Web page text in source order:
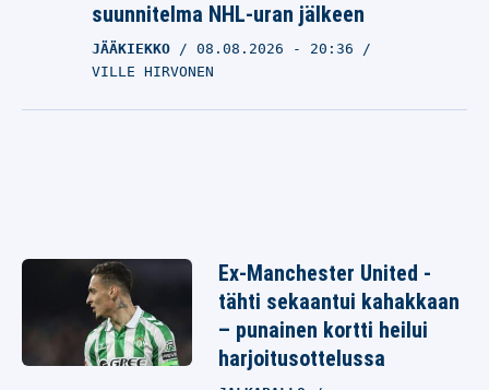
suunnitelma NHL-uran jälkeen
JÄÄKIEKKO 08.08.2026 - 20:36
VILLE HIRVONEN
Ex-Manchester United -
tähti sekaantui kahakkaan
– punainen kortti heilui
harjoitusottelussa